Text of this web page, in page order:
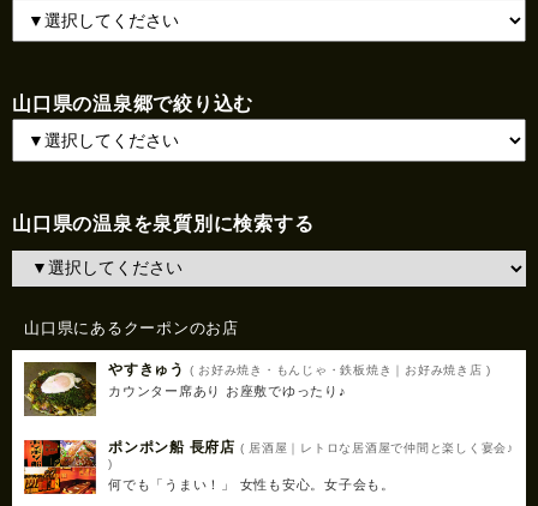
山口県の温泉郷で絞り込む
山口県の温泉を泉質別に検索する
山口県にあるクーポンのお店
やすきゅう ( お好み焼き・もんじゃ・鉄板焼き｜お好み焼き店 )
カウンター席あり お座敷でゆったり♪
ポンポン船 長府店 ( 居酒屋｜レトロな居酒屋で仲間と楽しく宴会♪
)
何でも「うまい！」 女性も安心。女子会も。